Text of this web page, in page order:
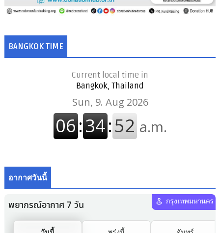
BANGKOK TIME
Current local time in
Bangkok, Thailand
อากาศวันนี้